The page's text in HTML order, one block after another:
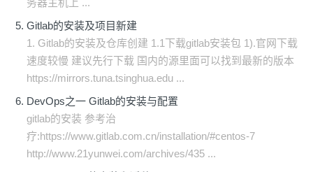
务器主机上 ...
Gitlab的安装及项目新建
1. Gitlab的安装及仓库创建 1.1下载gitlab安装包 1).官网下载
速度较慢 建议先行下载 国内的源里面可以找到最新的版本
https://mirrors.tuna.tsinghua.edu ...
DevOps之一 Gitlab的安装与配置
gitlab的安装 参考治
疗:https://www.gitlab.com.cn/installation/#centos-7
http://www.21yunwei.com/archives/435 ...